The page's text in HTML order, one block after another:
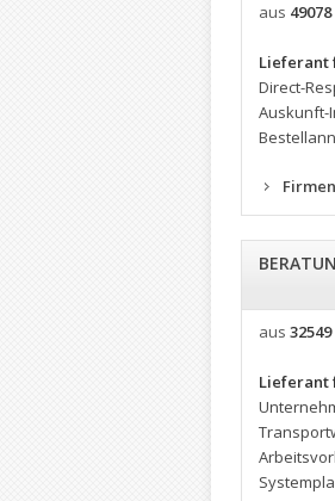
aus
Lieferant
Direct-
Auskunft-
aus
Lieferant